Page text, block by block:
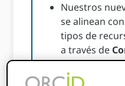
Nuestros
se alinean
tipos de
a través de
Repositorios
(CORRIENTE)